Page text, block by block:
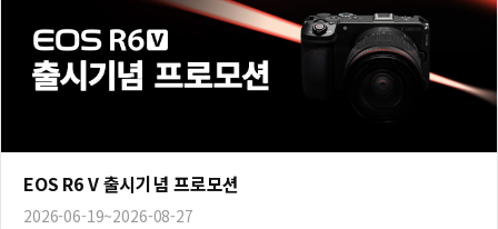
EOS R6 V 출시기념 프로모션
2026-06-19~2026-08-27